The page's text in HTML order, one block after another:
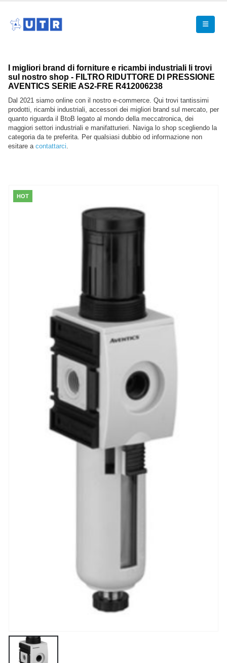
I migliori brand di forniture e ricambi industriali li trovi
sul nostro shop - FILTRO RIDUTTORE DI PRESSIONE
AVENTICS SERIE AS2-FRE R412006238
Dal 2021 siamo online con il nostro e-commerce. Qui trovi tantissimi
prodotti, ricambi industriali, accessori dei migliori brand sul mercato, per
quanto riguarda il BtoB legato al mondo della meccatronica, dei
maggiori settori industriali e manifatturieri. Naviga lo shop scegliendo la
categoria da te preferita. Per qualsiasi dubbio od informazione non
esitare a contattarci.
HOT